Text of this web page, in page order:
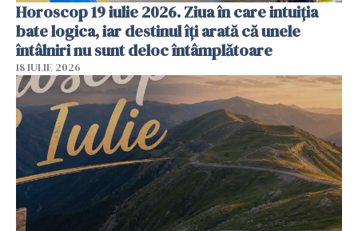
Horoscop 19 iulie 2026. Ziua în care intuiția
bate logica, iar destinul îți arată că unele
întâlniri nu sunt deloc întâmplătoare
18 IULIE 2026